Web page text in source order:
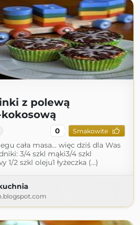
z polewą
0 Smakowite
cała masa... więc dziś dla Was
3/4 szkl mąki3/4 szkl
2 szkl oleju1 łyżeczka (...)